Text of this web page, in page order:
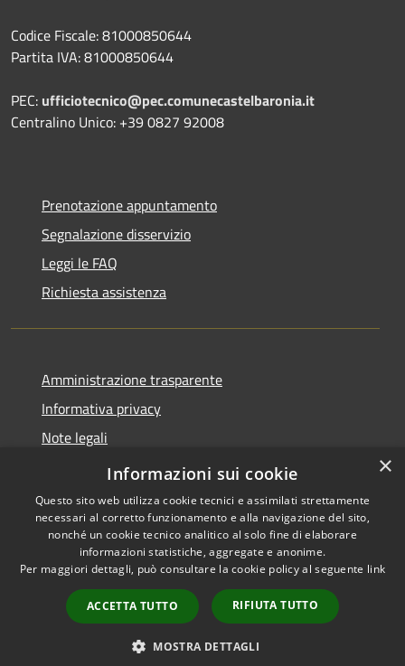
Codice Fiscale: 81000850644
Partita IVA: 81000850644
PEC: ufficiotecnico@pec.comunecastelbaronia.it
Centralino Unico: +39 0827 92008
Prenotazione appuntamento
Segnalazione disservizio
Leggi le FAQ
Richiesta assistenza
Amministrazione trasparente
Informativa privacy
Note legali
Dichiarazione di accessibilità
Accessibilità
Copyright © 2026 • Comune di
Castel Baronia • Powered by
Municipium•
Accesso
redazione
×
Informazioni sui cookie
Questo sito web utilizza cookie tecnici e assimilati strettamente
necessari al corretto funzionamento e alla navigazione del sito,
nonché un cookie tecnico analitico al solo fine di elaborare
informazioni statistiche, aggregate e anonime.
Per maggiori dettagli, può consultare la cookie policy al seguente link
ACCETTA TUTTO RIFIUTA TUTTO
MOSTRA DETTAGLI